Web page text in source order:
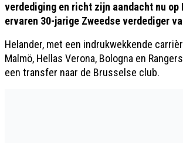
verdediging en richt zijn aandacht nu op
ervaren 30-jarige Zweedse verdediger
Helander, met een indrukwekkende
Malmö, Hellas Verona, Bologna en
een transfer naar de Brusselse club.